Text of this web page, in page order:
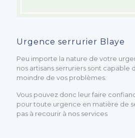
Urgence serrurier Blaye
Peu importe la nature de votre
nos artisans serruriers sont capable
moindre de vos problèmes.
Vous pouvez donc leur faire
pour toute urgence en matière de
pas à recourir à nos services